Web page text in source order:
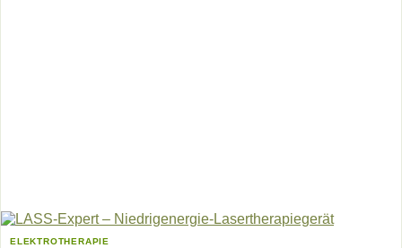
ELEKTROTHERAPIE